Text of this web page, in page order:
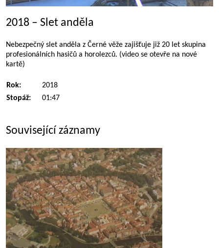
2018 – Slet anděla
Nebezpečný slet anděla z Černé věže zajišťuje již 20 let skupina
profesionálních hasičů a horolezců. (video se otevře na nové
kartě)
Rok:
2018
Stopáž:
01:47
Související záznamy